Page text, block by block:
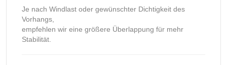
Je nach Windlast oder gewünschter Dichtigkeit des
Vorhangs,
empfehlen wir eine größere Überlappung für mehr
Stabilität.